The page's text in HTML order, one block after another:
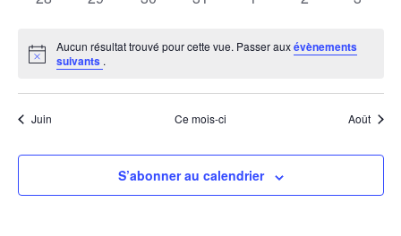
Notice
Aucun résultat trouvé pour cette vue. Passer auxévènements
suivants .
Juin Ce mois-ci Août
S’abonner au calendrier